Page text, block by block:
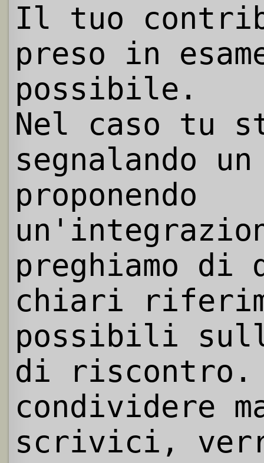
Il tuo
preso in
possibile.
Nel caso tu
segnalando
proponendo
preghiamo
chiari
possibili
di riscontro.
condividere
scrivici,